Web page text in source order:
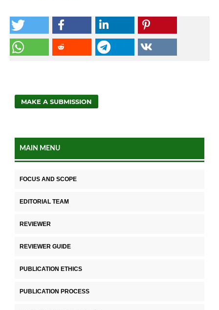
MAKE A SUBMISSION
MAIN MENU
FOCUS AND SCOPE
EDITORIAL TEAM
REVIEWER
REVIEWER GUIDE
PUBLICATION ETHICS
PUBLICATION PROCESS